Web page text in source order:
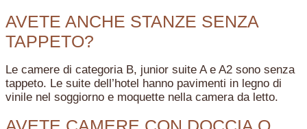
AVETE ANCHE STANZE SENZA
TAPPETO?
Le camere di categoria B, junior suite A e A2 sono senza
tappeto. Le suite dell’hotel hanno pavimenti in legno di
vinile nel soggiorno e moquette nella camera da letto.